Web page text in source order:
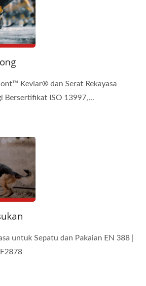
Kevlar® dan Serat Rekayasa
Bersertifikat ISO 13997,...
untuk Sepatu dan Pakaian EN 388 |